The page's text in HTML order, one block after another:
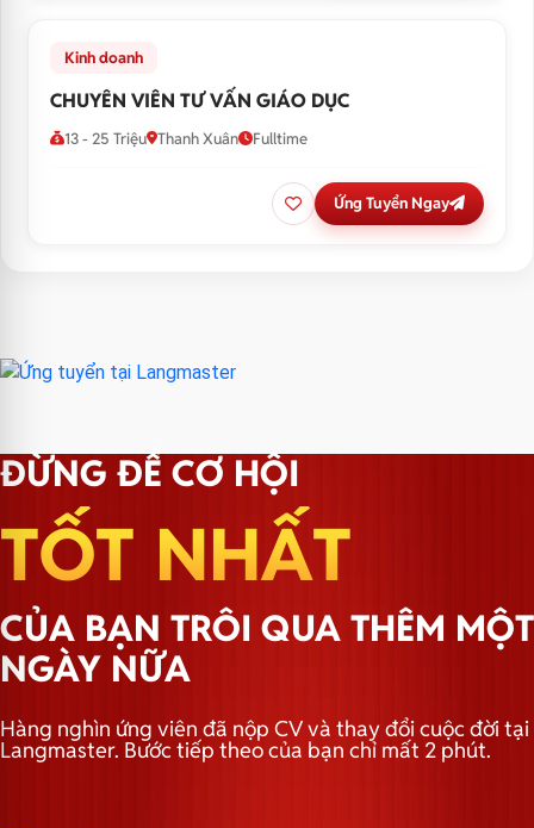
Kinh doanh
CHUYÊN VIÊN TƯ VẤN GIÁO DỤC
13 - 25 Triệu Thanh Xuân Fulltime
Ứng Tuyển Ngay
ĐỪNG ĐỂ CƠ HỘI
TỐT NHẤT
CỦA BẠN TRÔI QUA THÊM MỘT
NGÀY NỮA
Hàng nghìn ứng viên đã nộp CV và thay đổi cuộc đời tại
Langmaster. Bước tiếp theo của bạn chỉ mất 2 phút.